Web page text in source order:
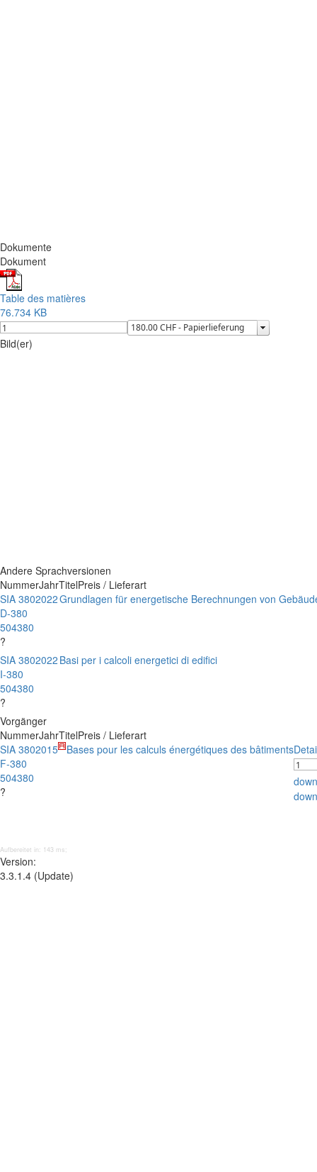
Dokumente
Dokument
Table des matières
76.734 KB
Bild(er)
Andere Sprachversionen
NummerJahrTitelPreis / Lieferart
SIA 380
D-380
504380
?
2022Grundlagen für energetische Berechnungen von
SIA 380
I-380
504380
?
2022 Basi per i calcoli energetici di edifici
Vorgänger
NummerJahrTitelPreis / Lieferart
SIA 380
F-380
504380
?
2015 Bases pour les calculs énergétiques des bâtiments
Aufbereitet in: 143 ms;
Version:
3.3.1.4 (Update)